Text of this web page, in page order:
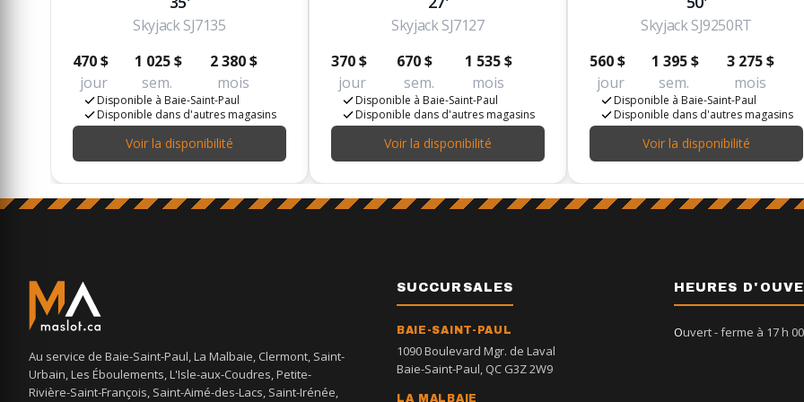
Skyjack SJ7135
470 $
jour
1 025 $
sem.
2 380 $
mois
Disponible à Baie-Saint-Paul
Disponible dans d'autres magasins
Voir la disponibilité
Skyjack SJ7127
370 $
jour
670 $
sem.
1 535 $
mois
Disponible à Baie-Saint-Paul
Disponible dans d'autres magasins
Voir la disponibilité
Skyjack SJ9250RT
560 $
jour
1 395 $
sem.
3 275 $
mois
Disponible à Baie-Saint-Paul
Disponible dans d'autres magasins
Voir la disponibilité
Au service de Baie-Saint-Paul, La Malbaie, Clermont, Saint-
Urbain, Les Éboulements, L'Isle-aux-Coudres, Petite-
Rivière-Saint-François, Saint-Aimé-des-Lacs, Saint-Irénée,
SUCCURSALES
BAIE-SAINT-PAUL
1090 Boulevard Mgr. de Laval
Baie-Saint-Paul, QC G3Z 2W9
LA MALBAIE
HEURES
Ouvert- ferme à 17 h 00